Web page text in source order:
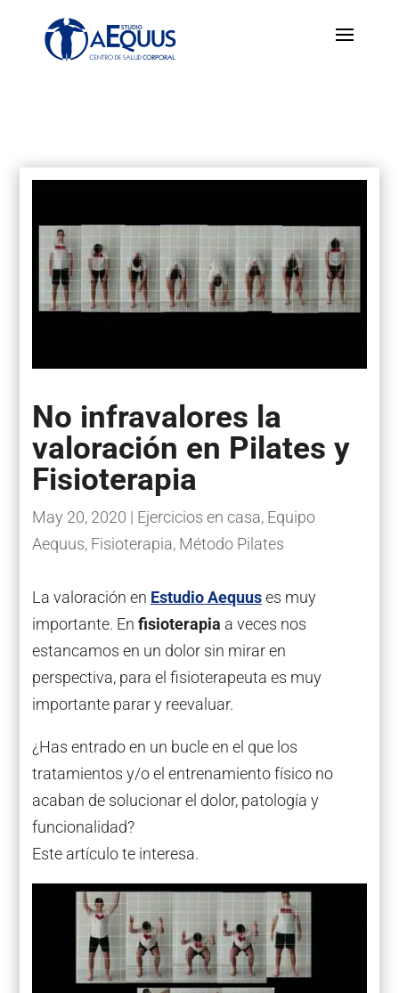
No infravalores la
valoración en Pilates y
Fisioterapia
May 20, 2020 | Ejercicios en casa, Equipo
Aequus, Fisioterapia, Método Pilates
La valoración en Estudio Aequuses muy
importante. En fisioterapia a veces nos
estancamos en un dolor sin mirar en
perspectiva, para el fisioterapeuta es muy
importante parar y reevaluar.
¿Has entrado en un bucle en el que los
tratamientos y/o el entrenamiento físico no
acaban de solucionar el dolor, patología y
funcionalidad?
Este artículo te interesa.